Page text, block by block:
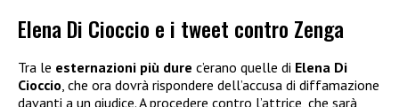
Elena Di Cioccio e i tweet contro Zenga
Tra le esternazioni più dure c’erano quelle di Elena Di
Cioccio , che ora dovrà rispondere dell’accusa di diffamazione
davanti a un giudice. A procedere contro l’attrice, che sarà